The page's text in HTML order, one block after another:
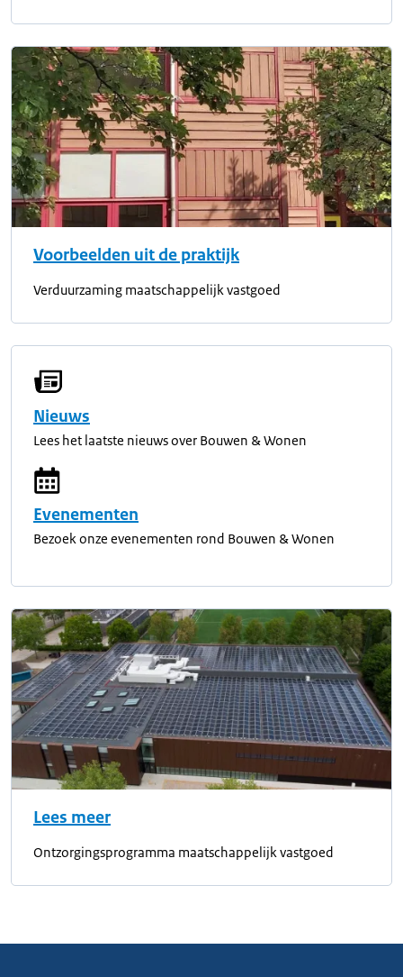
Voorbeelden uit de praktijk
Verduurzaming maatschappelijk vastgoed
Nieuws
Lees het laatste nieuws over Bouwen & Wonen
Evenementen
Bezoek onze evenementen rond Bouwen & Wonen
Lees meer
Ontzorgingsprogramma maatschappelijk vastgoed